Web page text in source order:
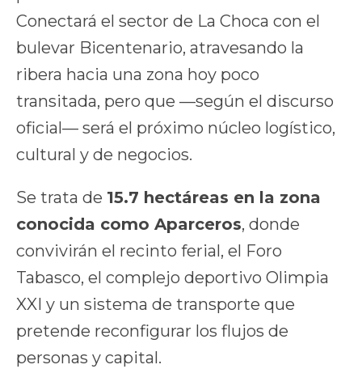
Conectará el sector de La Choca con el
bulevar Bicentenario, atravesando la
ribera hacia una zona hoy poco
transitada, pero que —según el discurso
oficial— será el próximo núcleo logístico,
cultural y de negocios.
Se trata de 15.7 hectáreas en la zona
conocida como Aparceros, donde
convivirán el recinto ferial, el Foro
Tabasco, el complejo deportivo Olimpia
XXI y un sistema de transporte que
pretende reconfigurar los flujos de
personas y capital.